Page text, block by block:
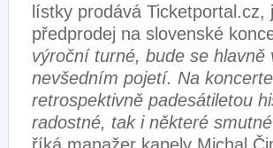
lístky prodává
předprodej na slovenské
výroční turné, bude se
nevšedním pojetí. Na
retrospektivně padesátiletou
radostné, tak i některé
říká manažer kapely Michal